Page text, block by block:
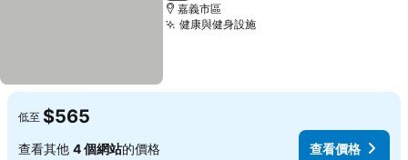
嘉義市區
健康與健身設施
低至 $565
查看其他 4 個網站的價格 查看價格